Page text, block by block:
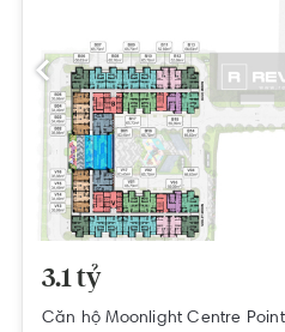
3.1 tỷ